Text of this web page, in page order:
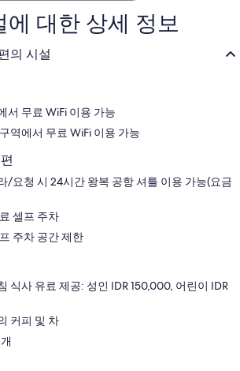
에 대한 상세 정보
의 시설
서 무료 WiFi 이용 가능
역에서 무료 WiFi 이용 가능
/요청 시 24시간 왕복 공항 셔틀 이용 가능(요금
셀프 주차
주차 공간 제한
식사 유료 제공: 성인 IDR 150,000, 어린이 IDR
커피 및 차